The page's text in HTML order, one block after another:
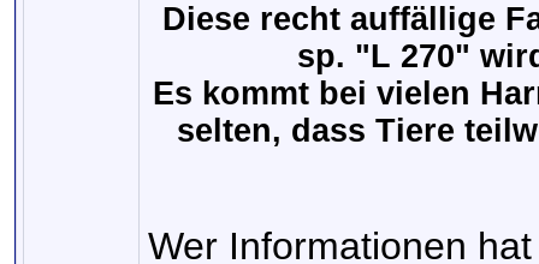
Diese recht auffällige
sp. "L 270"
Es kommt bei vielen
selten, dass Tiere
Wer Informationen